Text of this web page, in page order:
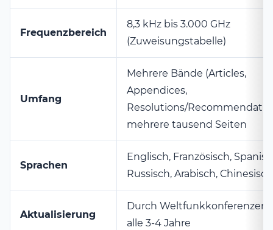
Frequenzbereich
8,3 kHz bis 3.000 GHz
(Zuweisungstabelle)
Umfang
Mehrere Bände (Articles,
Appendices,
Resolutions/
mehrere tausend Seiten
Sprachen
Englisch, Französisch,
Russisch, Arabisch, Chinesisch
Aktualisierung
Durch Weltfunkkonferenzen
alle 3-4 Jahre